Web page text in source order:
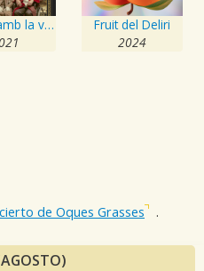
A tope amb la vida
Fruit del Deliri
2024
de Oques Grasses .